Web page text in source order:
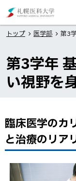
文
へ
ニ
医
大
学
トップ 医学部 第3
第3学年
い視野を
ペ
ー
ジ
目
臨床医学のカ
と治療のリア